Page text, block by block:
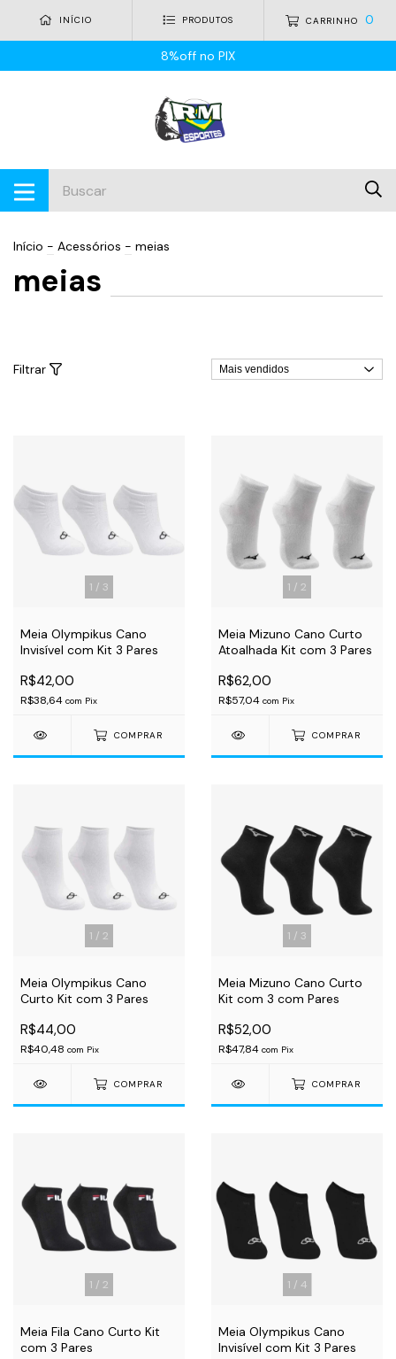
INÍCIO PRODUTOS CARRINHO 0
8%off no PIX
Início - Acessórios - meias
meias
Filtrar
1 / 3
Meia Olympikus Cano
Invisível com Kit 3 Pares
R$42,00
R$38,64 com Pix
COMPRAR
1 / 2
Meia Mizuno Cano Curto
Atoalhada Kit com 3 Pares
R$62,00
R$57,04 com Pix
COMPRAR
1 / 2
Meia Olympikus Cano
Curto Kit com 3 Pares
R$44,00
R$40,48 com Pix
COMPRAR
1 / 3
Meia Mizuno Cano Curto
Kit com 3 com Pares
R$52,00
R$47,84 com Pix
COMPRAR
1 / 2
Meia Fila Cano Curto Kit
com 3 Pares
1 / 4
Meia Olympikus Cano
Invisível com Kit 3 Pares